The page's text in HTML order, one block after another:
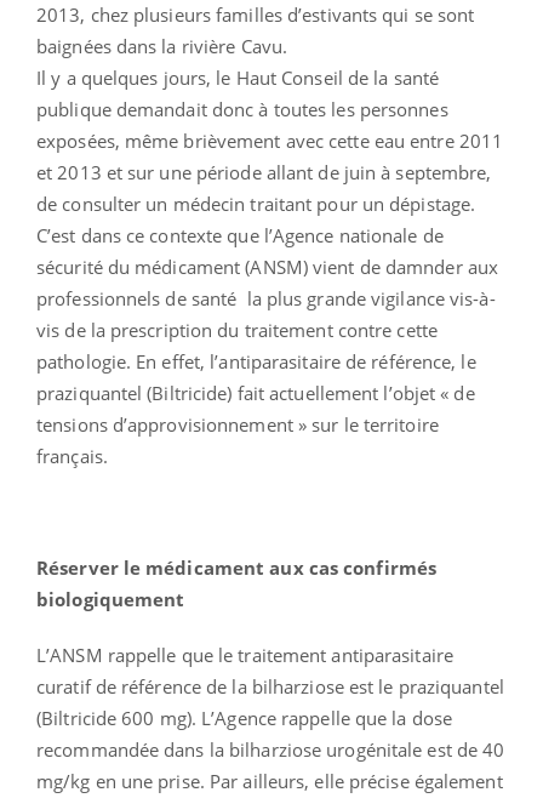
2013, chez plusieurs familles d’estivants qui se sont
baignées dans la rivière Cavu.
Il y a quelques jours, le Haut Conseil de la santé
publique demandait donc à toutes les personnes
exposées, même brièvement avec cette eau entre 2011
et 2013 et sur une période allant de juin à septembre,
de consulter un médecin traitant pour un dépistage.
C’est dans ce contexte que l’Agence nationale de
sécurité du médicament (ANSM) vient de damnder aux
professionnels de santé la plus grande vigilance vis-à-
vis de la prescription du traitement contre cette
pathologie. En effet, l’antiparasitaire de référence, le
praziquantel (Biltricide) fait actuellement l’objet « de
tensions d’approvisionnement » sur le territoire
français.
Réserver le médicament aux cas confirmés
biologiquement
L’ANSM rappelle que le traitement antiparasitaire
curatif de référence de la bilharziose est le praziquantel
(Biltricide 600 mg). L’Agence rappelle que la dose
recommandée dans la bilharziose urogénitale est de 40
mg/kg en une prise. Par ailleurs, elle précise également